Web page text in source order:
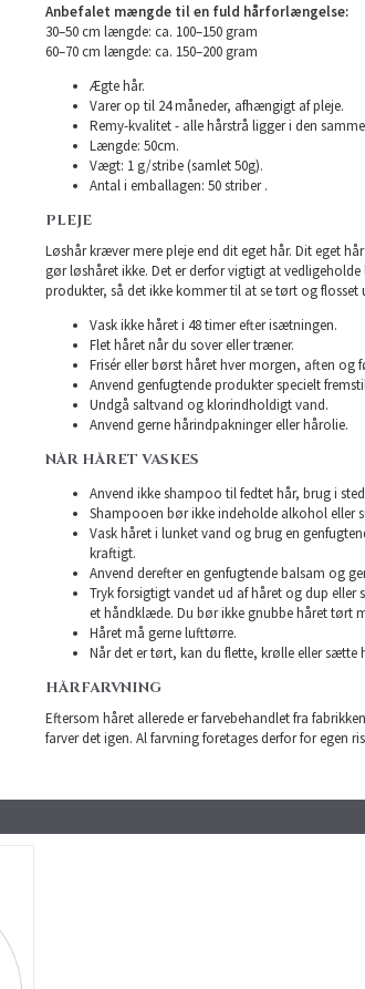
Anbefalet mængde til en fuld hårforlængelse:
30–50 cm længde: ca. 100–150 gram
60–70 cm længde: ca. 150–200 gram
Ægte hår.
Varer op til 24 måneder, afhængigt af pleje.
Remy-kvalitet - alle hårstrå ligger i den
Længde: 50cm.
Vægt: 1 g/stribe (samlet 50g).
Antal i emballagen: 50 striber .
PLEJE
Løshår kræver mere pleje end dit eget hår. Dit eget
gør løshåret ikke. Det er derfor vigtigt at
produkter, så det ikke kommer til at se tørt og flosset
Vask ikke håret i 48 timer efter isætningen.
Flet håret når du sover eller træner.
Frisér eller børst håret hver morgen, aften og
Anvend genfugtende produkter specielt
Undgå saltvand og klorindholdigt vand.
Anvend gerne hårindpakninger eller hårolie.
NÅR HÅRET VASKES
Anvend ikke shampoo til fedtet hår, brug i
Shampooen bør ikke indeholde alkohol eller
Vask håret i lunket vand og brug en
kraftigt.
Anvend derefter en genfugtende balsam og
Tryk forsigtigt vandet ud af håret og dup eller
et håndklæde. Du bør ikke gnubbe håret tørt
Håret må gerne lufttørre.
Når det er tørt, kan du flette, krølle eller sætte
HÅRFARVNING
Eftersom håret allerede er farvebehandlet fra
farver det igen. Al farvning foretages derfor for egen